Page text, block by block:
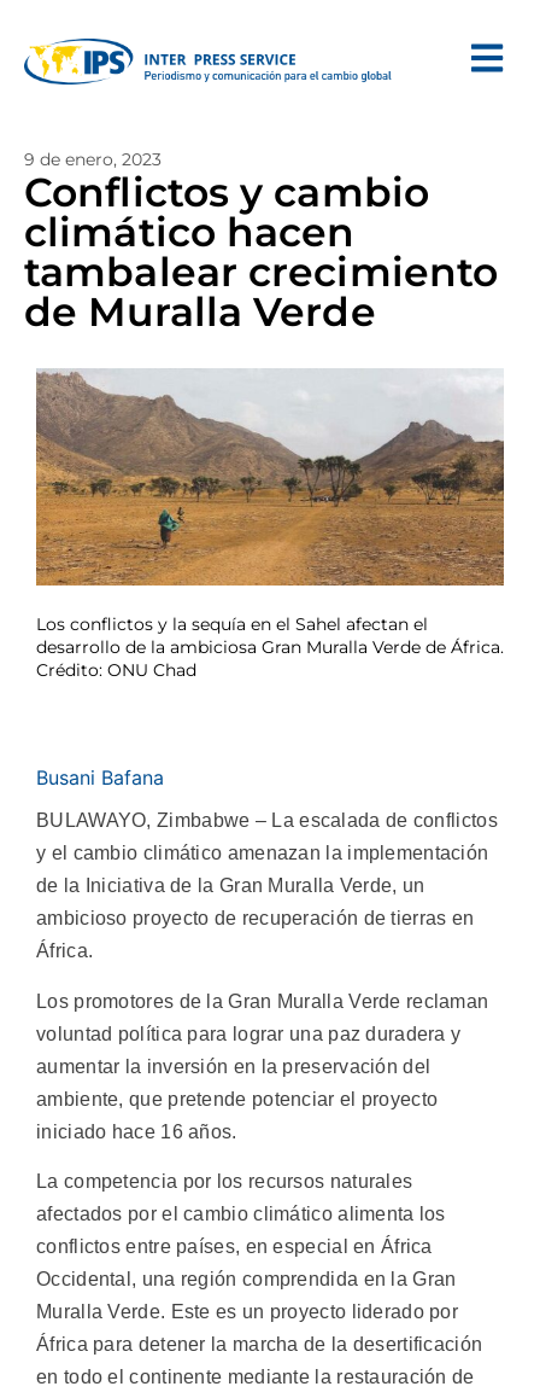
9 de enero, 2023
Conflictos y cambio
climático hacen
tambalear crecimiento
de Muralla Verde
Los conflictos y la sequía en el Sahel afectan el
desarrollo de la ambiciosa Gran Muralla Verde de África.
Crédito: ONU Chad
Busani Bafana
BULAWAYO, Zimbabwe – La escalada de conflictos
y el cambio climático amenazan la implementación
de la Iniciativa de la Gran Muralla Verde, un
ambicioso proyecto de recuperación de tierras en
África.
Los promotores de la Gran Muralla Verde reclaman
voluntad política para lograr una paz duradera y
aumentar la inversión en la preservación del
ambiente, que pretende potenciar el proyecto
iniciado hace 16 años.
La competencia por los recursos naturales
afectados por el cambio climático alimenta los
conflictos entre países, en especial en África
Occidental, una región comprendida en la Gran
Muralla Verde. Este es un proyecto liderado por
África para detener la marcha de la desertificación
en todo el continente mediante la restauración de